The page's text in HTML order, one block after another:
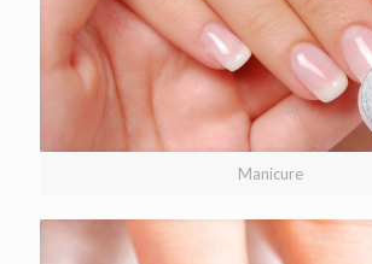
Manicure